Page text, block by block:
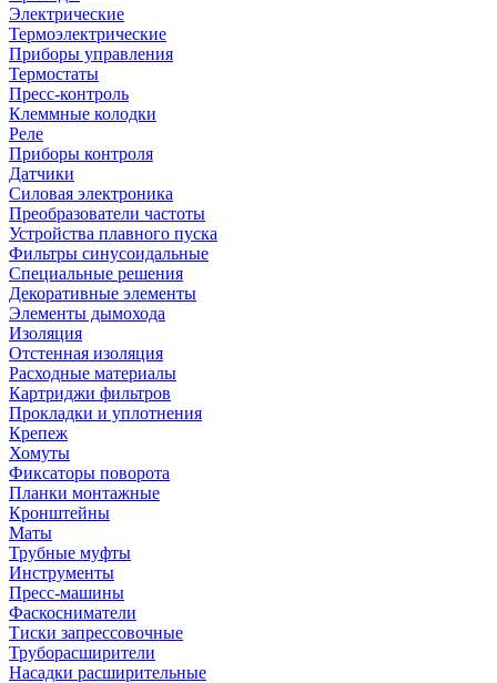
Электрические
Термоэлектрические
Приборы управления
Термостаты
Пресс-контроль
Клеммные колодки
Реле
Приборы контроля
Датчики
Силовая электроника
Преобразователи частоты
Устройства плавного пуска
Фильтры синусоидальные
Специальные решения
Декоративные элементы
Элементы дымохода
Изоляция
Отстенная изоляция
Расходные материалы
Картриджи фильтров
Прокладки и уплотнения
Крепеж
Хомуты
Фиксаторы поворота
Планки монтажные
Кронштейны
Маты
Трубные муфты
Инструменты
Пресс-машины
Фаскосниматели
Тиски запрессовочные
Труборасширители
Насадки расширительные